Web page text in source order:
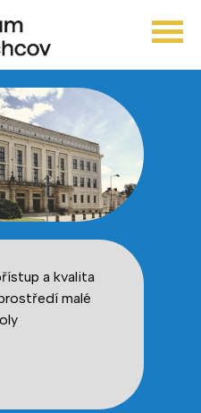
a kvalita
malé